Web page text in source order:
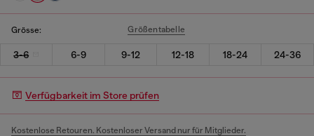
Grösse: Größentabelle
3-6 6-9 9-12 12-18 18-24 24-36
Verfügbarkeit im Store prüfen
Kostenlose Retouren. Kostenloser Versand nur für Mitglieder.